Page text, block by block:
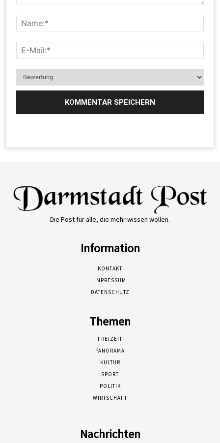
Die Post für alle, die mehr wissen wollen.
Information
KONTAKT
IMPRESSUM
DATENSCHUTZ
Themen
FREIZEIT
PANORAMA
KULTUR
SPORT
POLITIK
WIRTSCHAFT
Nachrichten